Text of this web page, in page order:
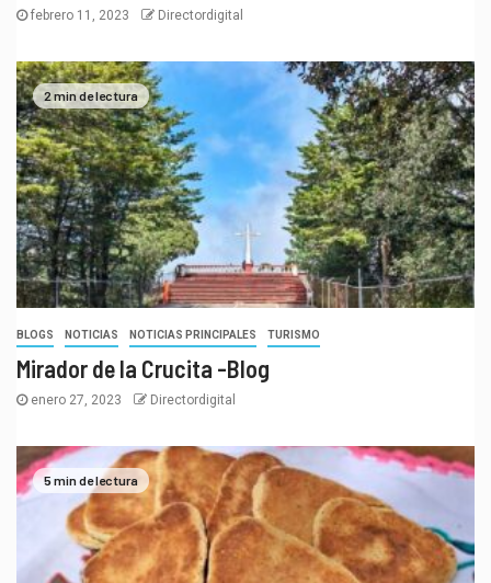
febrero 11, 2023 Directordigital
2 min de lectura
BLOGS NOTICIAS NOTICIAS PRINCIPALES TURISMO
Mirador de la Crucita -Blog
enero 27, 2023 Directordigital
5 min de lectura